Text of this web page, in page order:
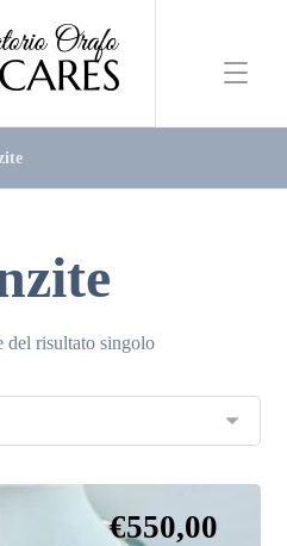
del risultato singolo
€550,00